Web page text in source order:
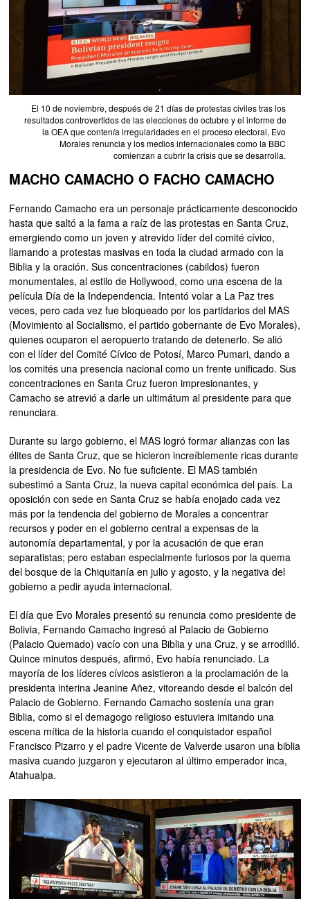
El 10 de noviembre, después de 21 días de protestas civiles tras los
resultados controvertidos de las elecciones de octubre y el informe de
la OEA que contenía irregularidades en el proceso electoral, Evo
Morales renuncia y los medios internacionales como la BBC
comienzan a cubrir la crisis que se desarrolla.
MACHO CAMACHO O FACHO CAMACHO
Fernando Camacho era un personaje prácticamente desconocido
hasta que saltó a la fama a raíz de las protestas en Santa Cruz,
emergiendo como un joven y atrevido líder del comité cívico,
llamando a protestas masivas en toda la ciudad armado con la
Biblia y la oración. Sus concentraciones (cabildos) fueron
monumentales, al estilo de Hollywood, como una escena de la
película Día de la Independencia. Intentó volar a La Paz tres
veces, pero cada vez fue bloqueado por los partidarios del MAS
(Movimiento al Socialismo, el partido gobernante de Evo Morales),
quienes ocuparon el aeropuerto tratando de detenerlo. Se alió
con el líder del Comité Cívico de Potosí, Marco Pumari, dando a
los comités una presencia nacional como un frente unificado. Sus
concentraciones en Santa Cruz fueron impresionantes, y
Camacho se atrevió a darle un ultimátum al presidente para que
renunciara.
Durante su largo gobierno, el MAS logró formar alianzas con las
élites de Santa Cruz, que se hicieron increíblemente ricas durante
la presidencia de Evo. No fue suficiente. El MAS también
subestimó a Santa Cruz, la nueva capital económica del país. La
oposición con sede en Santa Cruz se había enojado cada vez
más por la tendencia del gobierno de Morales a concentrar
recursos y poder en el gobierno central a expensas de la
autonomía departamental, y por la acusación de que eran
separatistas; pero estaban especialmente furiosos por la quema
del bosque de la Chiquitanía en julio y agosto, y la negativa del
gobierno a pedir ayuda internacional.
El día que Evo Morales presentó su renuncia como presidente de
Bolivia, Fernando Camacho ingresó al Palacio de Gobierno
(Palacio Quemado) vacío con una Biblia y una Cruz, y se arrodilló.
Quince minutos después, afirmó, Evo había renunciado. La
mayoría de los líderes cívicos asistieron a la proclamación de la
presidenta interina Jeanine Añez, vitoreando desde el balcón del
Palacio de Gobierno. Fernando Camacho sostenía una gran
Biblia, como si el demagogo religioso estuviera imitando una
escena mítica de la historia cuando el conquistador español
Francisco Pizarro y el padre Vicente de Valverde usaron una biblia
masiva cuando juzgaron y ejecutaron al último emperador inca,
Atahualpa.